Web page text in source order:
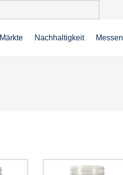
Märkte Nachhaltigkeit Messen